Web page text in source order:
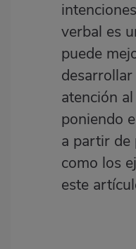
verbal es
puede
atención
poniendo
a partir de
como los
este